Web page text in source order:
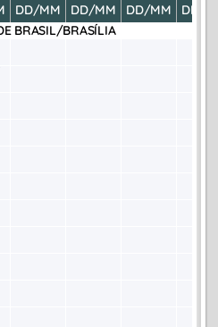
DD/MM
DD/MM
DD/MM
DD/
BRASIL/BRASÍLIA